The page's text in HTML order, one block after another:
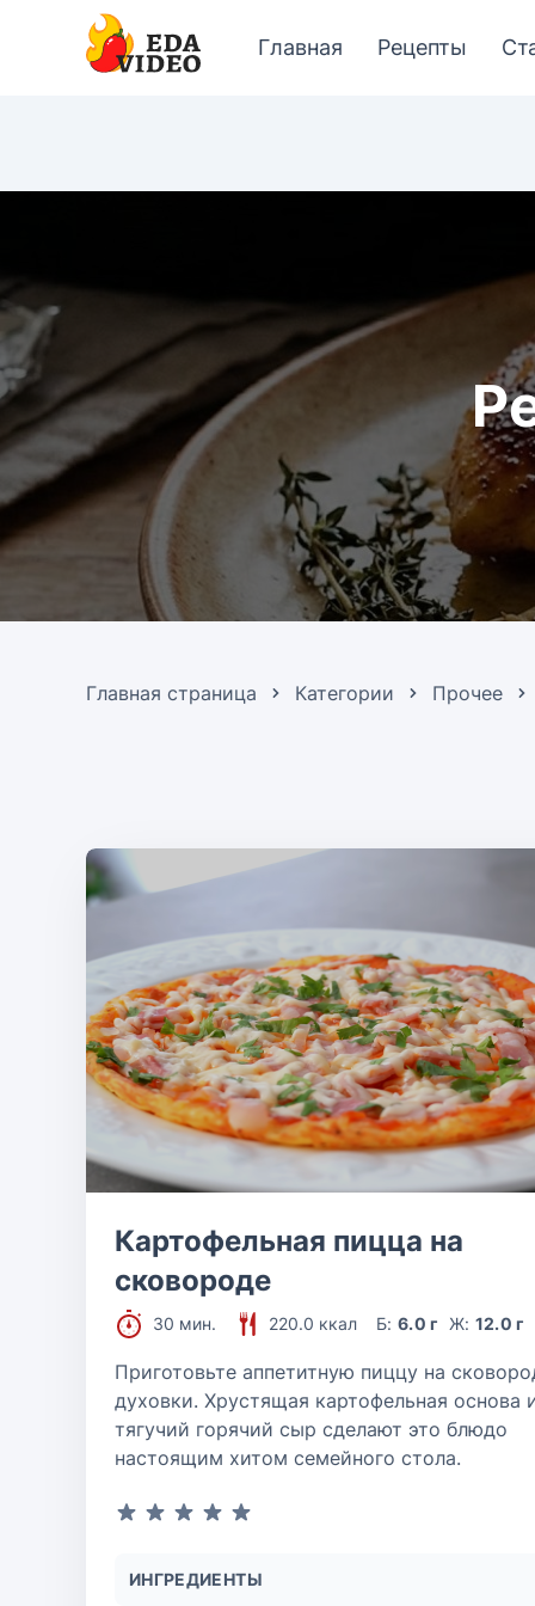
Главная Рецепты
Главная страница Категории Прочее
Картофельная пицца на
сковороде
30 мин. 220.0 ккал Б: 6.0 г Ж: 12.0 г
Приготовьте аппетитную пиццу на
духовки. Хрустящая картофельная основа
тягучий горячий сыр сделают это блюдо
настоящим хитом семейного стола.
ИНГРЕДИЕНТЫ